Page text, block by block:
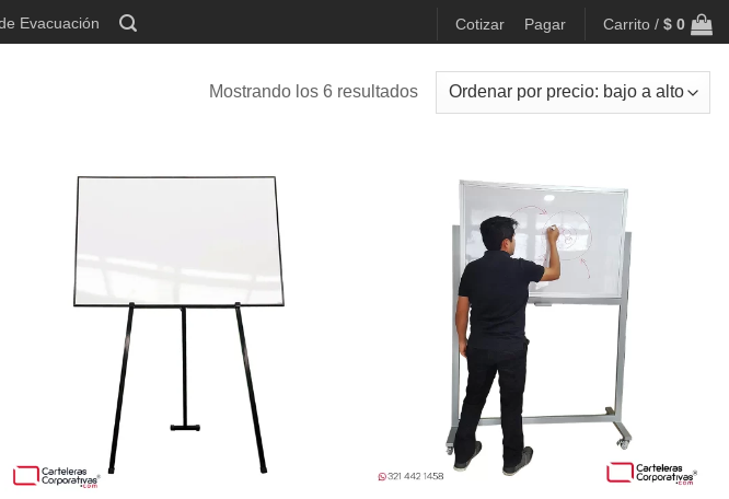
Evacuación Cotizar Pagar Carrito / $ 0
Mostrando los 6 resultadosOrdenado
por